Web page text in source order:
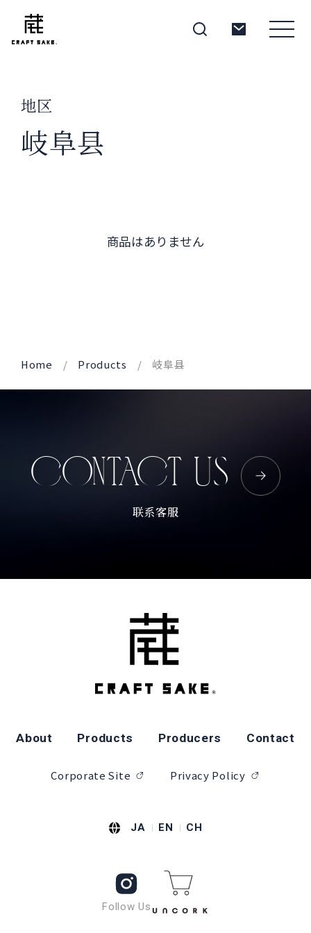
Producers
JA EN
地区
岐阜县
商品はありません
Home Products 岐阜县
CONTACT US
联系客服
About Products Producers Contact
Corporate Site Privacy Policy
Follow Us
JA EN CH